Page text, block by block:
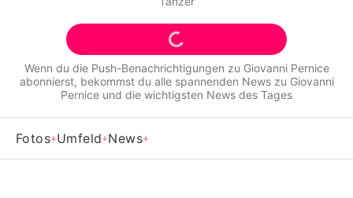
Jobs
App runterladen
Team
Impressum
Wenn du die Push-Benachrichtigungen zu Giovanni Pernice
abonnierst, bekommst du alle spannenden News zu Giovanni
Pernice und die wichtigsten News des Tages
Fotos Umfeld News